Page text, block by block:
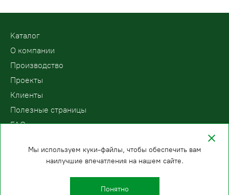
Kаталог
О компании
Производство
Проекты
Клиенты
Полезные страницы
FAQ
8 (800) 200-78-15
Мы используем куки-файлы, чтобы обеспечить вам
наилучшие впечатления на нашем сайте.
Понятно